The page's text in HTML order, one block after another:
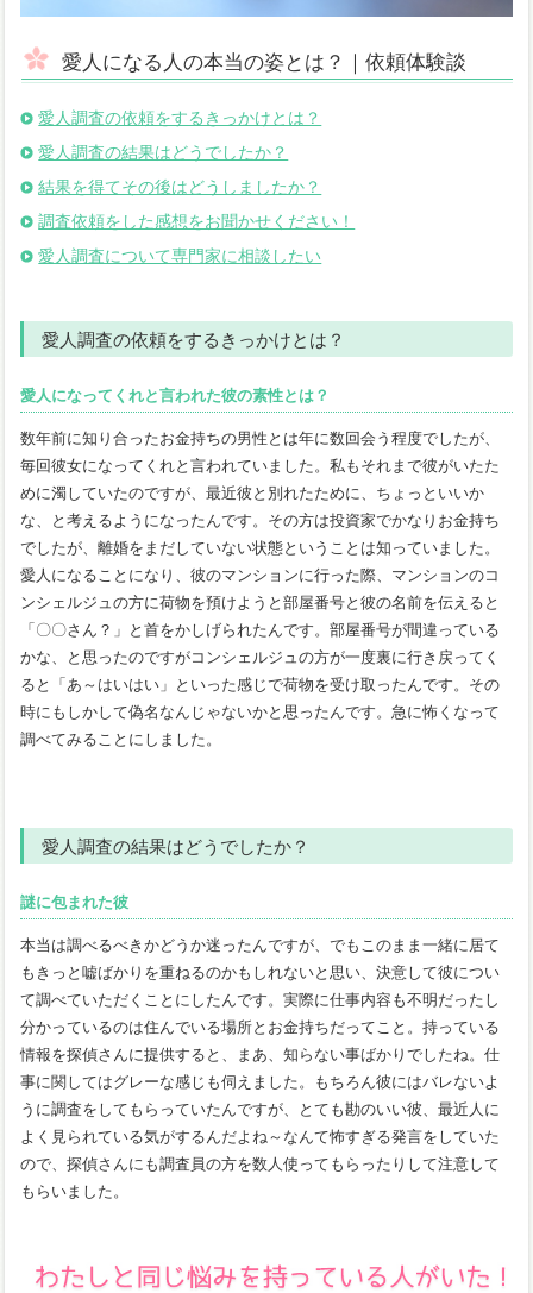
愛人になる人の本当の姿とは？｜依頼体験談
愛人調査の依頼をするきっかけとは？
愛人調査の結果はどうでしたか？
結果を得てその後はどうしましたか？
調査依頼をした感想をお聞かせください！
愛人調査について専門家に相談したい
愛人調査の依頼をするきっかけとは？
愛人になってくれと言われた彼の素性とは？
数年前に知り合ったお金持ちの男性とは年に数回会う程度でしたが、
毎回彼女になってくれと言われていました。私もそれまで彼がいたた
めに濁していたのですが、最近彼と別れたために、ちょっといいか
な、と考えるようになったんです。その方は投資家でかなりお金持ち
でしたが、離婚をまだしていない状態ということは知っていました。
愛人になることになり、彼のマンションに行った際、マンションのコ
ンシェルジュの方に荷物を預けようと部屋番号と彼の名前を伝えると
「〇〇さん？」と首をかしげられたんです。部屋番号が間違っている
かな、と思ったのですがコンシェルジュの方が一度裏に行き戻ってく
ると「あ～はいはい」といった感じで荷物を受け取ったんです。その
時にもしかして偽名なんじゃないかと思ったんです。急に怖くなって
調べてみることにしました。
愛人調査の結果はどうでしたか？
謎に包まれた彼
本当は調べるべきかどうか迷ったんですが、でもこのまま一緒に居て
もきっと嘘ばかりを重ねるのかもしれないと思い、決意して彼につい
て調べていただくことにしたんです。実際に仕事内容も不明だったし
分かっているのは住んでいる場所とお金持ちだってこと。持っている
情報を探偵さんに提供すると、まあ、知らない事ばかりでしたね。仕
事に関してはグレーな感じも伺えました。もちろん彼にはバレないよ
うに調査をしてもらっていたんですが、とても勘のいい彼、最近人に
よく見られている気がするんだよね～なんて怖すぎる発言をしていた
ので、探偵さんにも調査員の方を数人使ってもらったりして注意して
もらいました。